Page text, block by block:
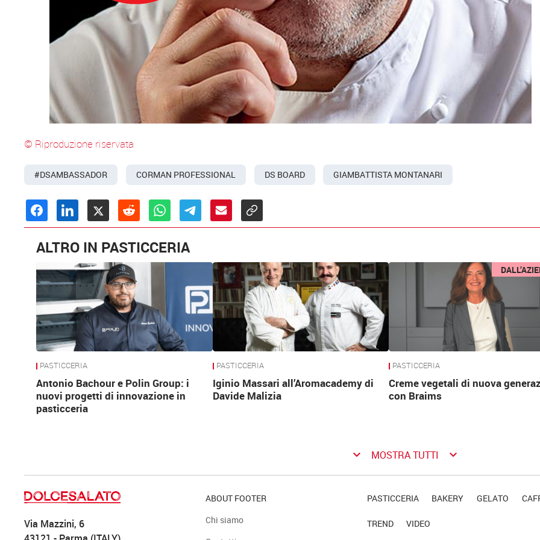
© Riproduzione riservata
#DSAMBASSADOR CORMAN PROFESSIONAL DS BOARD GIAMBATTISTA MONTANARI
ALTRO IN PASTICCERIA
PASTICCERIA
Antonio Bachour e Polin Group: i
nuovi progetti di innovazione in
pasticceria
PASTICCERIA
Iginio Massari all’Aromacademy di
Davide Malizia
PASTICCERIA
Creme vegetali di nuova
con Braims
keyboard_arrow_down MOSTRA TUTTI keyboard_arrow_down
Via Mazzini, 6
ABOUT FOOTER
Chi siamo
PASTICCERIA BAKERY GELATO
TREND VIDEO